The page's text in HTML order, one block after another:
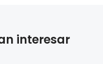
interesar